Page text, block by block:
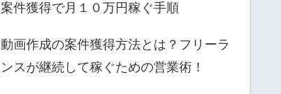
案件獲得で月１０万円稼ぐ手順
動画作成の案件獲得方法とは？フリーラ
ンスが継続して稼ぐための営業術！